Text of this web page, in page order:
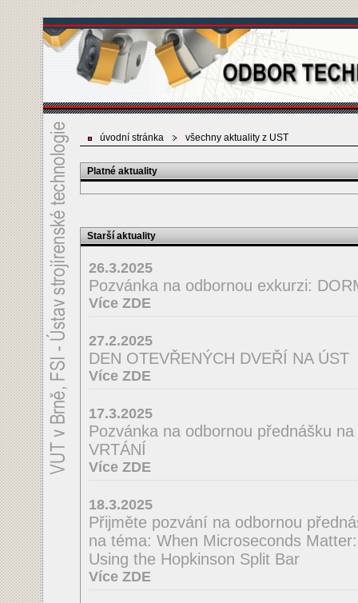
úvodní stránka všechny aktuality z UST
Platné aktuality
Starší aktuality
26.3.2025
Pozvánka na odbornou exkurzi:
Více ZDE
27.2.2025
DEN OTEVŘENÝCH DVEŘÍ NA ÚST
Více ZDE
17.3.2025
Pozvánka na odbornou přednášku
VRTÁNÍ
Více ZDE
18.3.2025
Přijměte pozvání na odbornou
na téma: When Microseconds
Using the Hopkinson Split Bar
Více ZDE